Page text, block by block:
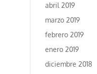
abril 2019
marzo 2019
febrero 2019
enero 2019
diciembre 2018